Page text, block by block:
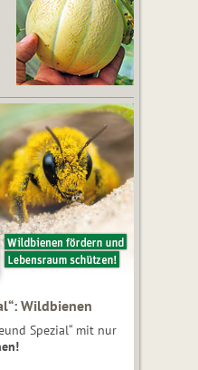
Wildbienen
Spezial“ mit nur